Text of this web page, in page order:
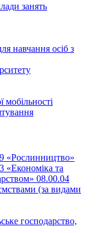
занять
навчання осіб з
мобільності
«Рослинництво»
«Економіка та
08.00.04
(за видами
господарство,